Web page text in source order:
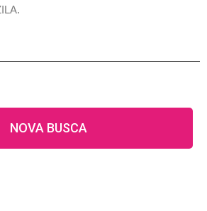
NOVA BUSCA